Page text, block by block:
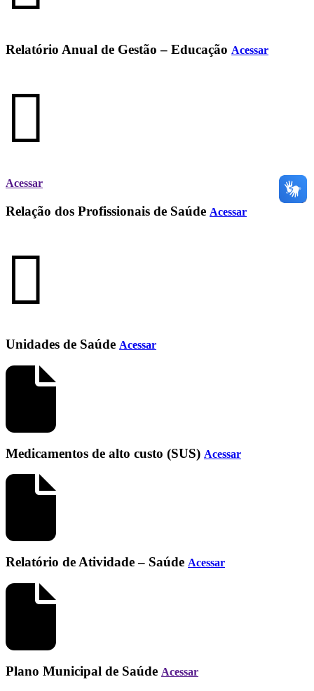
Relatório Anual de Gestão – Educação Acessar
Acessar
Relação dos Profissionais de Saúde Acessar
Unidades de Saúde Acessar
Medicamentos de alto custo (SUS) Acessar
Relatório de Atividade – Saúde Acessar
Plano Municipal de Saúde Acessar